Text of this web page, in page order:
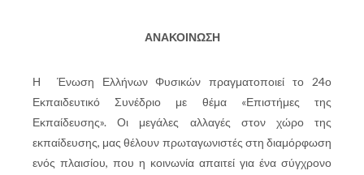
ΑΝΑΚΟΙΝΩΣΗ
Η Ένωση Ελλήνων Φυσικών πραγματοποιεί το 24ο
Εκπαιδευτικό Συνέδριο με θέμα «Επιστήμες της
Εκπαίδευσης». Οι μεγάλες αλλαγές στον χώρο της
εκπαίδευσης, μας θέλουν πρωταγωνιστές στη διαμόρφωση
ενός πλαισίου, που η κοινωνία απαιτεί για ένα σύγχρονο